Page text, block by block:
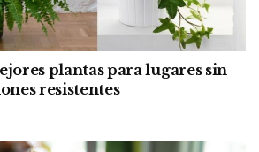
plantas para lugares sin
resistentes